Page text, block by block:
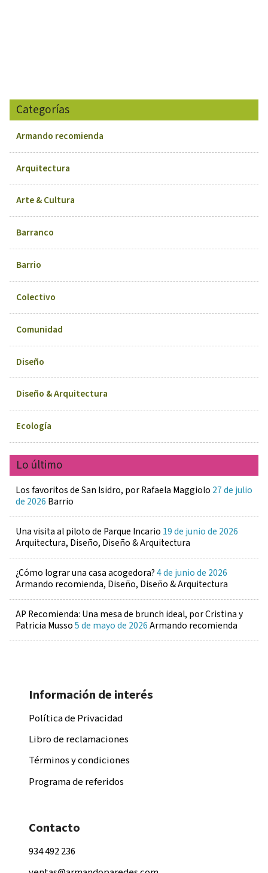
Categorías
Armando recomienda
Arquitectura
Arte & Cultura
Barranco
Barrio
Colectivo
Comunidad
Diseño
Diseño & Arquitectura
Ecología
Lo último
Los favoritos de San Isidro, por Rafaela Maggiolo 27 de julio
de 2026 Barrio
Una visita al piloto de Parque Incario 19 de junio de 2026
Arquitectura, Diseño, Diseño & Arquitectura
¿Cómo lograr una casa acogedora?4 de junio de 2026
Armando recomienda, Diseño, Diseño & Arquitectura
AP Recomienda: Una mesa de brunch ideal, por Cristina y
Patricia Musso5 de mayo de 2026Armando recomienda
Información de interés
Política de Privacidad
Libro de reclamaciones
Términos y condiciones
Programa de referidos
Contacto
934 492 236